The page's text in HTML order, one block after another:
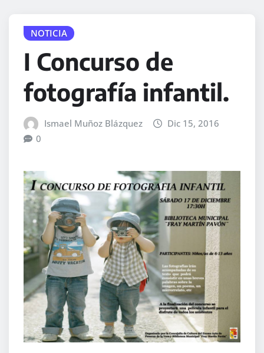
NOTICIA
I Concurso de
fotografía infantil.
Ismael Muñoz Blázquez
Dic 15, 2016
0